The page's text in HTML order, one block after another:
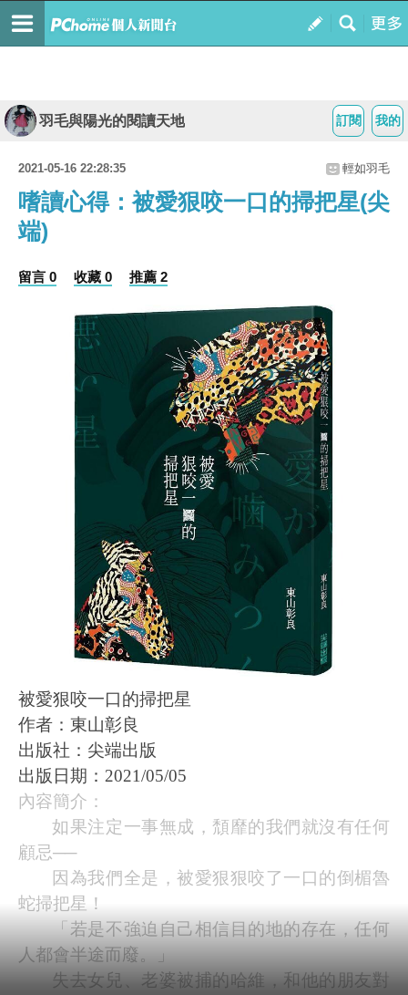
我的
訂閱
羽毛與陽光的閱讀天地
2021-05-16 22:28:35 輕如羽毛
嗜讀心得：被愛狠咬一口的掃把星(尖
端)
留言 0 收藏 0 推薦 2
被愛狠咬一口的掃把星
作者：東山彰良
出版社：尖端出版
出版日期： 2021/05/05
內容簡介：
如果注定一事無成，頹靡的我們就沒有任何
顧忌──
因為我們全是，被愛狠狠咬了一口的倒楣魯
蛇掃把星！
「若是不強迫自己相信目的地的存在，任何
人都會半途而廢。」
失去女兒、老婆被捕的哈維，和他的朋友對